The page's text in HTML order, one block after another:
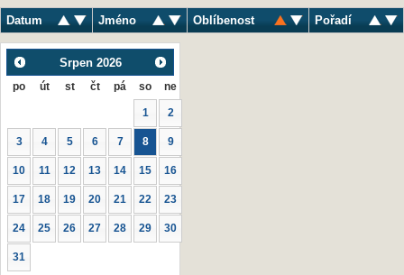
Datum Jméno Oblíbenost Pořadí
Srpen 2026
po út st čt pá so ne
1 2
3 4 5 6 7 8 9
10 11 12 13 14 15 16
17 18 19 20 21 22 23
24 25 26 27 28 29 30
31